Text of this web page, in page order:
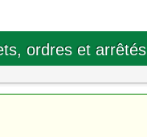
ordres et arrêtés